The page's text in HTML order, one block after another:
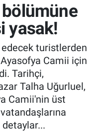
yasak!
turistlerden
Ayasofya Camii için
Tarihçi,
Talha Uğurluel,
Camii'nin üst
detaylar...